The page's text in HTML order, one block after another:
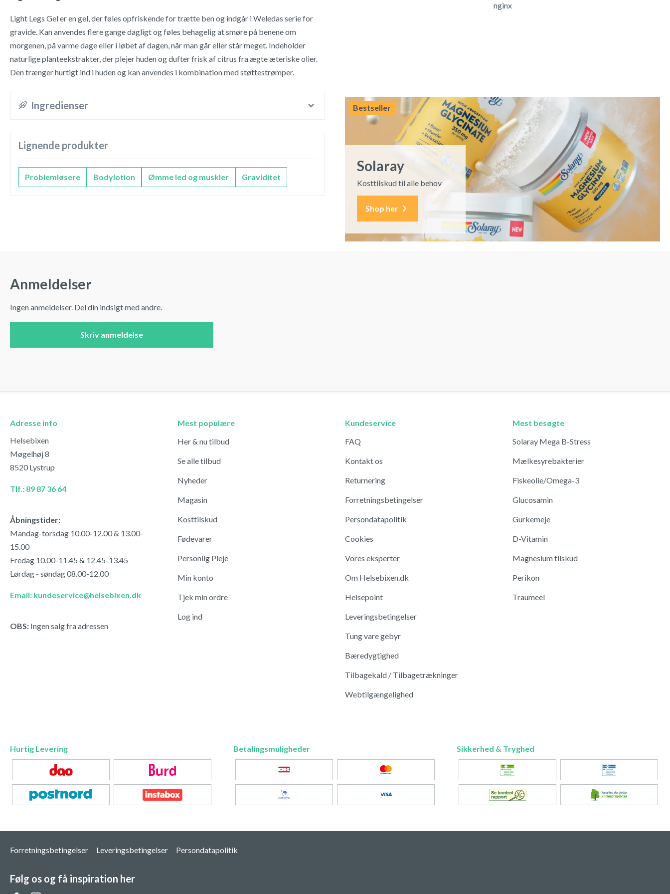
Light Legs Gel er en gel, der føles opfriskende for trætte ben og indgår i Weledas serie for
gravide. Kan anvendes flere gange dagligt og føles behagelig at smøre på benene om
morgenen, på varme dage eller i løbet af dagen, når man går eller står meget. Indeholder
naturlige planteekstrakter, der plejer huden og dufter frisk af citrus fra ægte æteriske olier.
Den trænger hurtigt ind i huden og kan anvendes i kombination med støttestrømper.
Ingredienser
Lignende produkter
Problemløsere Bodylotion Ømme led og muskler Graviditet
nginx
Bestseller
Solaray
Kosttilskud til alle behov
Shop her
Anmeldelser
Ingen anmeldelser. Del din indsigt med andre.
Skriv anmeldelse
Adresse info
Helsebixen
Møgelhøj 8
8520 Lystrup
Tlf.: 89 87 36 64
Åbningstider:
Mandag-torsdag 10.00-12.00 & 13.00-
15.00
Fredag 10.00-11.45 & 12.45-13.45
Lørdag - søndag 08.00-12.00
Email: kundeservice@helsebixen.dk
OBS: Ingen salg fra adressen
Mest populære
Her & nu tilbud
Se alle tilbud
Nyheder
Magasin
Kosttilskud
Fødevarer
Personlig Pleje
Min konto
Tjek min ordre
Log ind
Kundeservice
FAQ
Kontakt os
Returnering
Forretningsbetingelser
Persondatapolitik
Cookies
Vores eksperter
Om Helsebixen.dk
Helsepoint
Leveringsbetingelser
Tung vare gebyr
Bæredygtighed
Tilbagekald / Tilbagetrækninger
Webtilgængelighed
Mest besøgte
Solaray Mega B-Stress
Mælkesyrebakterier
Fiskeolie/Omega-3
Glucosamin
Gurkemeje
D-Vitamin
Magnesium tilskud
Perikon
Traumeel
Hurtig Levering Betalingsmuligheder Sikkerhed & Tryghed
Forretningsbetingelser Leveringsbetingelser Persondatapolitik
Følg os og få inspiration her